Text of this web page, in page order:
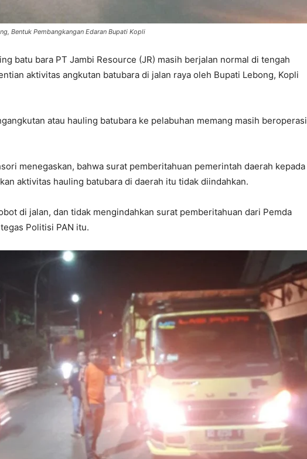
Bentuk Pembangkangan Edaran Bupati Kopli
batu bara PT Jambi Resource (JR) masih berjalan normal di tengah
aktivitas angkutan batubara di jalan raya oleh Bupati Lebong, Kopli
atau hauling batubara ke pelabuhan memang masih beroperasi
menegaskan, bahwa surat pemberitahuan pemerintah daerah kepada
aktivitas hauling batubara di daerah itu tidak diindahkan.
di jalan, dan tidak mengindahkan surat pemberitahuan dari Pemda
Politisi PAN itu.